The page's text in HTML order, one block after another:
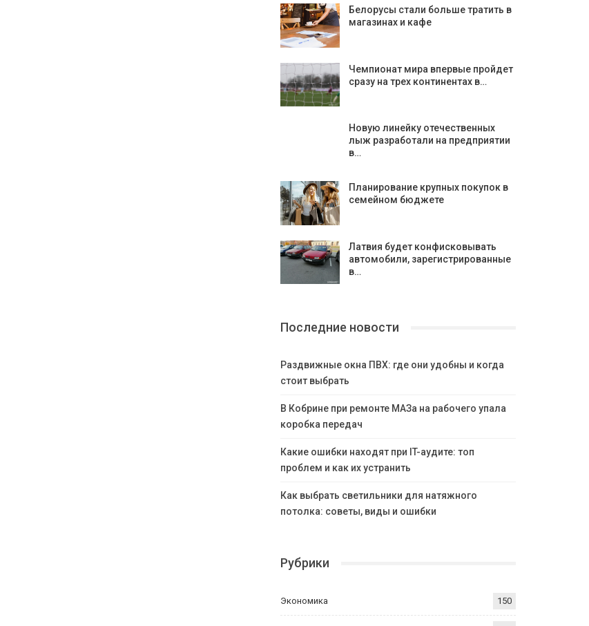
Белорусы стали больше тратить в
магазинах и кафе
Чемпионат мира впервые пройдет
сразу на трех континентах в…
Новую линейку отечественных
лыж разработали на предприятии
в…
Планирование крупных покупок в
семейном бюджете
Латвия будет конфисковывать
автомобили, зарегистрированные
в…
Последние новости
Раздвижные окна ПВХ: где они удобны и когда
стоит выбрать
В Кобрине при ремонте МАЗа на рабочего упала
коробка передач
Какие ошибки находят при IT-аудите: топ
проблем и как их устранить
Как выбрать светильники для натяжного
потолка: советы, виды и ошибки
Рубрики
Экономика 150